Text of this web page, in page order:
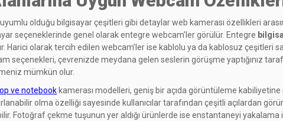
uyumlu olduğu bilgisayar çeşitleri gibi detaylar web kamerası özellikleri
seçeneklerinde genel olarak entegre webcam’ler görülür. Entegre
Harici olarak tercih edilen webcam’ler ise kablolu ya da kablosuz çeşitleri
seçenekleri, çevrenizde meydana gelen seslerin görüşme yaptığınız
mümkün olur.
ve notebook kamerası modelleri, geniş bir açıda görüntüleme
olma özelliği sayesinde kullanıcılar tarafından çeşitli açılardan
Fotoğraf çekme tuşunun yer aldığı ürünlerde ise enstantaneyi yakalama